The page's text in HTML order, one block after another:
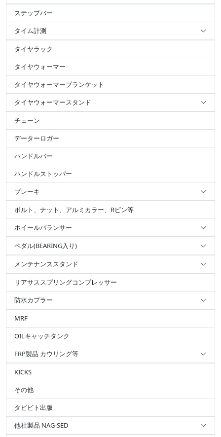
ステップバー
タイム計測
タイヤラック
タイヤウォーマー
タイヤウォーマーブランケット
タイヤウォーマースタンド
チェーン
データーロガー
ハンドルバー
ハンドルストッパー
ブレーキ
ボルト、ナット、アルミカラー、Rピン等
ホイールバランサー
ペダル(BEARING入り)
メンテナンススタンド
リアサススプリングコンプレッサー
防水カプラー
MRF
OILキャッチタンク
FRP製品 カウリング等
KICKS
その他
タビビト出版
他社製品 NAG-SED